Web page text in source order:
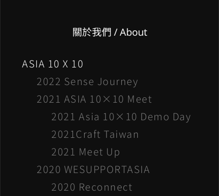
關於我們 / About
ASIA 10 X 10
2022 Sense Journey
2021 ASIA 10×10 Meet
2021 Asia 10×10 Demo Day
2021Craft Taiwan
2021 Meet Up
2020 WESUPPORTASIA
2020 Reconnect